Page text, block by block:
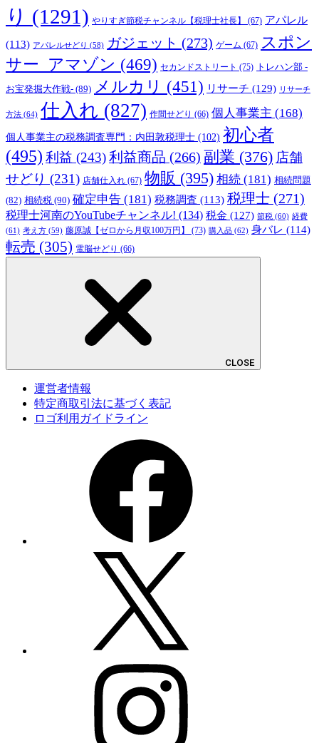
り (1291) やりすぎ節税チャンネル【税理士社長】 (67) アパレル
(113) アパレルせどり (58) ガジェット (273) ゲーム (67) スポン
サー_アマゾン (469) セカンドストリート (75) トレハン部 -
お宝発掘大作戦- (89) メルカリ (451) リサーチ (129) リサーチ
方法 (64) 仕入れ (827) 作間せどり (66) 個人事業主 (168)
個人事業主の税務調査専門：内田敦税理士 (102) 初心者
(495) 利益 (243)利益商品 (266) 副業 (376) 店舗
せどり (231) 店舗仕入れ (67) 物販 (395) 相続 (181) 相続問題
(82) 相続税 (90) 確定申告 (181) 税務調査 (113) 税理士 (271)
税理士河南のYouTubeチャンネル! (134) 税金 (127) 節税 (60) 経費
(61) 考え方 (59) 藤原誠【ゼロから月収100万円】 (73) 購入品 (62) 身バレ (114)
転売 (305) 電脳せどり (66)
CLOSE
運営者情報
特定商取引法に基づく表記
ロゴ利用ガイドライン